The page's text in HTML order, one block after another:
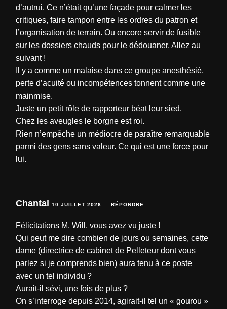
d’autrui. Ce n’était qu’une façade pour calmer les
critiques, faire tampon entre les ordres du patron et
l’organisation de terrain. Ou encore servir de fusible
sur les dossiers chauds pour le dédouaner. Allez au
suivant !
Il y a comme un malaise dans ce groupe anesthésié,
perte d’acuité ou incompétences tonnent comme une
mainmise.
Juste un petit rôle de rapporteur béat leur sied.
Chez les aveugles le borgne est roi.
Rien n’empêche un médiocre de paraître remarquable
parmi des gens sans valeur. Ce qui est une force pour
lui.
Chantal 10 JUILLET 2026 RÉPONDRE
Félicitations M. Will, vous avez vu juste !
Qui peut me dire combien de jours ou semaines, cette
dame (directrice de cabinet de Pelleteur dont vous
parlez si je comprends bien) aura tenu à ce poste
avec un tel individu ?
Aurait-il sévi, une fois de plus ?
On s’interroge depuis 2014, agirait-il tel un « gourou »